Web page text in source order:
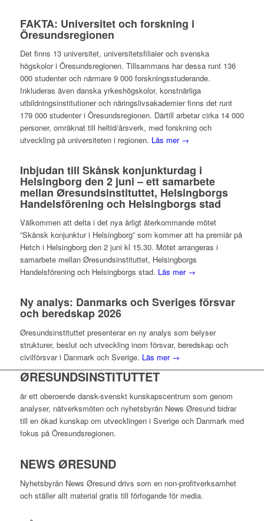
FAKTA: Universitet och forskning i
Öresundsregionen
Det finns 13 universitet, universitetsfilialer och svenska
högskolor i Öresundsregionen. Tillsammans har dessa runt 136
000 studenter och närmare 9 000 forskningsstuderande.
Inkluderas även danska yrkeshögskolor, konstnärliga
utbildningsinstitutioner och näringslivsakademier finns det runt
179 000 studenter i Öresundsregionen. Därtill arbetar cirka 14 000
personer, omräknat till heltid/årsverk, med forskning och
utveckling på universiteten i regionen. Läs mer →
Inbjudan till Skånsk konjunkturdag i
Helsingborg den 2 juni – ett samarbete
mellan Øresundsinstituttet, Helsingborgs
Handelsförening och Helsingborgs stad
Välkommen att delta i det nya årligt återkommande mötet
”Skånsk konjunktur i Helsingborg” som kommer att ha premiär på
Hetch i Helsingborg den 2 juni kl 15.30. Mötet arrangeras i
samarbete mellan Øresundsinstituttet, Helsingborgs
Handelsförening och Helsingborgs stad. Läs mer →
Ny analys: Danmarks och Sveriges försvar
och beredskap 2026
Øresundsinstituttet presenterar en ny analys som belyser
strukturer, beslut och utveckling inom försvar, beredskap och
civilförsvar i Danmark och Sverige. Läs mer →
ØRESUNDSINSTITUTTET
är ett oberoende dansk-svenskt kunskapscentrum som genom
analyser, nätverksmöten och nyhetsbyrån News Øresund bidrar
till en ökad kunskap om utvecklingen i Sverige och Danmark med
fokus på Öresundsregionen.
NEWS ØRESUND
Nyhetsbyrån News Øresund drivs som en non-profitverksamhet
och ställer allt material gratis till förfogande för media.